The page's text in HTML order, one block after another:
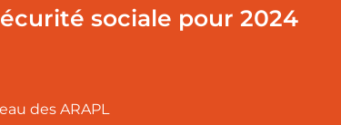
sociale pour 2024
des ARAPL